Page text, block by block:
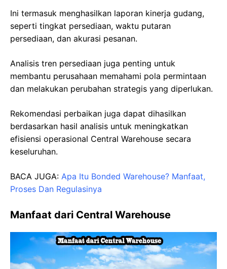
Ini termasuk menghasilkan laporan kinerja gudang,
seperti tingkat persediaan, waktu putaran
persediaan, dan akurasi pesanan.
Analisis tren persediaan juga penting untuk
membantu perusahaan memahami pola permintaan
dan melakukan perubahan strategis yang diperlukan.
Rekomendasi perbaikan juga dapat dihasilkan
berdasarkan hasil analisis untuk meningkatkan
efisiensi operasional Central Warehouse secara
keseluruhan.
BACA JUGA: Apa Itu Bonded Warehouse? Manfaat,
Proses Dan Regulasinya
Manfaat dari Central Warehouse